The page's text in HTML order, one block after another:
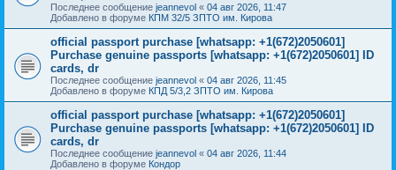
Последнее сообщение jeannevol « 04 авг 2026, 11:47
Добавлено в форуме КПМ 32/5 ЗПТО им. Кирова
official passport purchase [whatsapp: +1(672)2050601]
Purchase genuine passports [whatsapp: +1(672)2050601] ID
cards, dr
Последнее сообщение jeannevol « 04 авг 2026, 11:45
Добавлено в форуме КПД 5/3,2 ЗПТО им. Кирова
official passport purchase [whatsapp: +1(672)2050601]
Purchase genuine passports [whatsapp: +1(672)2050601] ID
cards, dr
Последнее сообщение jeannevol « 04 авг 2026, 11:44
Добавлено в форуме Кондор